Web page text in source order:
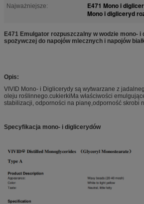
Najważniejsze:
E471 Mono i
Mono i digliceryd
E471 Emulgator rozpuszczalny w wodzie mono-
spożywczej do napojów mlecznych i napojów
Opis:
VIVID Mono- i Diglicerydy są wytwarzane z
oleju roślinnego.cukierkiMa właściwości
stabilizacji, odporności na pianę,odporność skrobi
Specyfikacja mono- i diglicerydów